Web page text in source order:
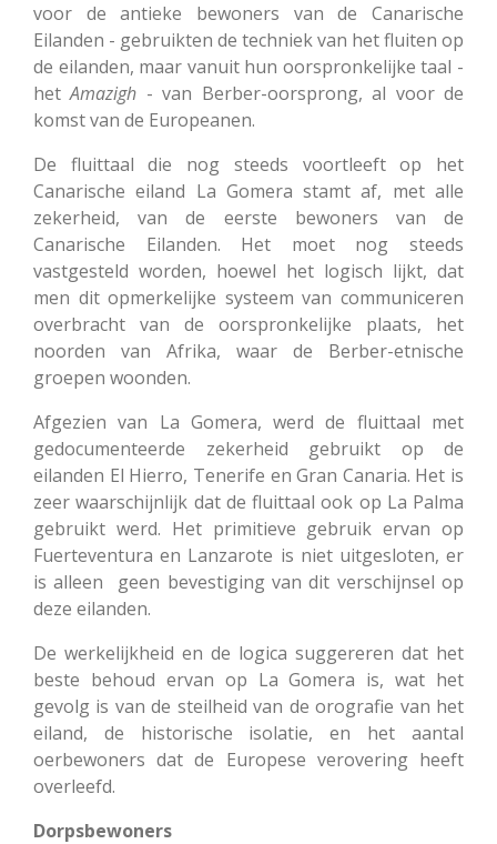
voor de antieke bewoners van de Canarische
Eilanden - gebruikten de techniek van het fluiten op
de eilanden, maar vanuit hun oorspronkelijke taal -
hetAmazigh - van Berber-oorsprong, al voor de
komst van de Europeanen.
De fluittaal die nog steeds voortleeft op het
Canarische eiland La Gomera stamt af, met alle
zekerheid, van de eerste bewoners van de
Canarische Eilanden. Het moet nog steeds
vastgesteld worden, hoewel het logisch lijkt, dat
men dit opmerkelijke systeem van communiceren
overbracht van de oorspronkelijke plaats, het
noorden van Afrika, waar de Berber-etnische
groepen woonden.
Afgezien van La Gomera, werd de fluittaal met
gedocumenteerde zekerheid gebruikt op de
eilanden El Hierro, Tenerife en Gran Canaria. Het is
zeer waarschijnlijk dat de fluittaal ook op La Palma
gebruikt werd. Het primitieve gebruik ervan op
Fuerteventura en Lanzarote is niet uitgesloten, er
is alleen geen bevestiging van dit verschijnsel op
deze eilanden.
De werkelijkheid en de logica suggereren dat het
beste behoud ervan op La Gomera is, wat het
gevolg is van de steilheid van de orografie van het
eiland, de historische isolatie, en het aantal
oerbewoners dat de Europese verovering heeft
overleefd.
Dorpsbewoners